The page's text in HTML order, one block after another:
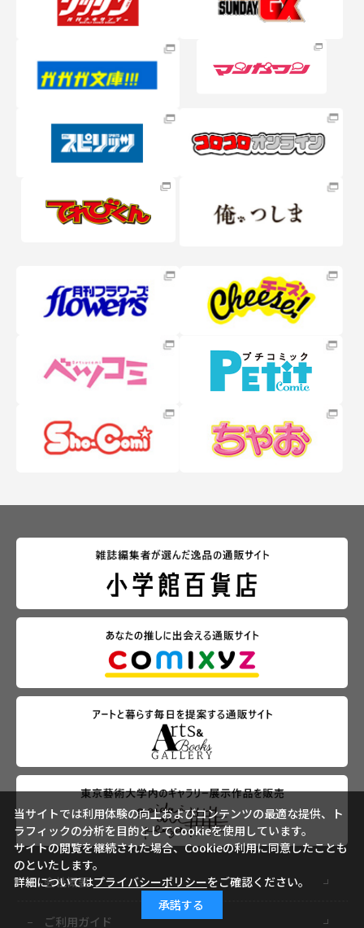
会社概要
ご利用ガイド
当サイトでは利用体験の向上およびコンテンツの最適な提供、ト
ラフィックの分析を目的としてCookieを使用しています。
サイトの閲覧を継続された場合、Cookieの利用に同意したことも
のといたします。
詳細についてはプライバシーポリシーをご確認ください。
承諾する